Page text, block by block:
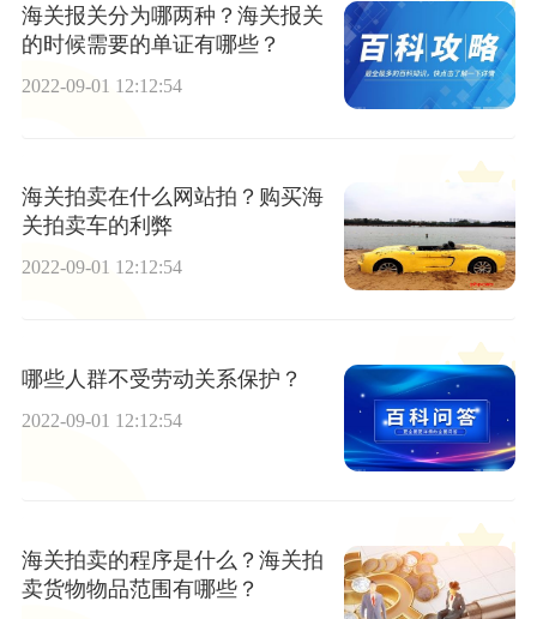
海关报关分为哪两种？海关报关
的时候需要的单证有哪些？
2022-09-01 12:12:54
海关拍卖在什么网站拍？购买海
关拍卖车的利弊
2022-09-01 12:12:54
哪些人群不受劳动关系保护？
2022-09-01 12:12:54
海关拍卖的程序是什么？海关拍
卖货物物品范围有哪些？